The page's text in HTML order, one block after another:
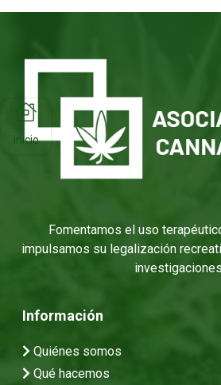
Fomentamos el uso
impulsamos su legalización
investigaciones
Información
Quiénes somos
Qué hacemos
inicio